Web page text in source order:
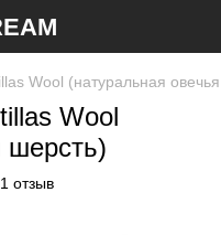
Wool (натуральная
Wool
шерсть)
1 отзыв